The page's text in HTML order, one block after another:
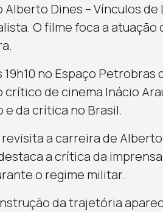
Alberto Dines – Vínculos
O filme foca a atuação
no Espaço Petrobras
de cinema Inácio
da crítica no Brasil.
a carreira de
a crítica da
o regime militar.
da trajetória